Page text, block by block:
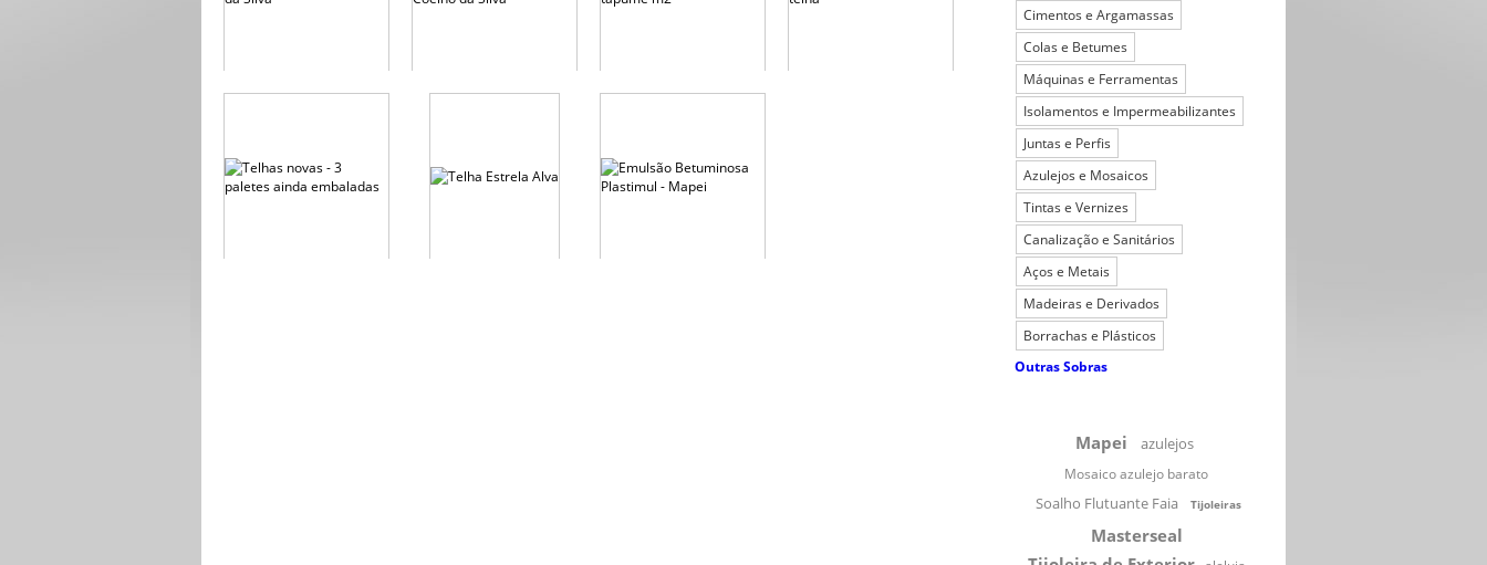
Cimentos e Argamassas
Colas e Betumes
Máquinas e Ferramentas
Isolamentos e Impermeabilizantes
Juntas e Perfis
Azulejos e Mosaicos
Tintas e Vernizes
Canalização e Sanitários
Aços e Metais
Madeiras e Derivados
Borrachas e Plásticos
Outras Sobras
Mapei azulejos
Mosaico azulejo barato
Soalho Flutuante Faia Tijoleiras
Masterseal